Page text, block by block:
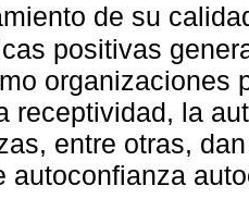
de su
positivas
organizaciones
receptividad, la
entre otras,
autoconfianza